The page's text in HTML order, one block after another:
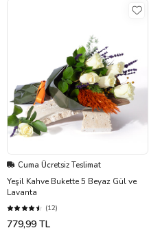
Cuma Ücretsiz Teslimat
Yeşil Kahve Bukette 5 Beyaz Gül ve
Lavanta
(12)
779,99 TL